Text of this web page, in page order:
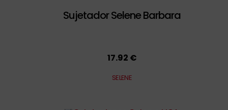
Sujetador Selene Barbara
17.92 €
SELENE